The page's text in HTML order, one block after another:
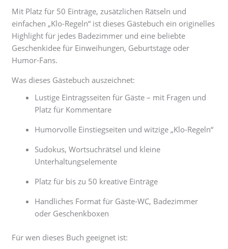
Mit Platz für 50 Einträge, zusätzlichen Rätseln und
einfachen „Klo-Regeln“ ist dieses Gästebuch ein originelles
Highlight für jedes Badezimmer und eine beliebte
Geschenkidee für Einweihungen, Geburtstage oder
Humor-Fans.
Was dieses Gästebuch auszeichnet:
Lustige Eintragsseiten für Gäste – mit Fragen und
Platz für Kommentare
Humorvolle Einstiegseiten und witzige „Klo-Regeln“
Sudokus, Wortsuchrätsel und kleine
Unterhaltungselemente
Platz für bis zu 50 kreative Einträge
Handliches Format für Gäste-WC, Badezimmer
oder Geschenkboxen
Für wen dieses Buch geeignet ist: